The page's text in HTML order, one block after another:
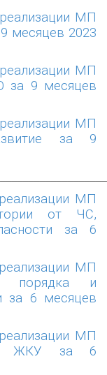
МП
месяцев 2023
МП
за 9 месяцев
МП
за 9
МП
от ЧС,
за 6
МП
порядка и
за 6 месяцев
МП
ЖКУ за 6